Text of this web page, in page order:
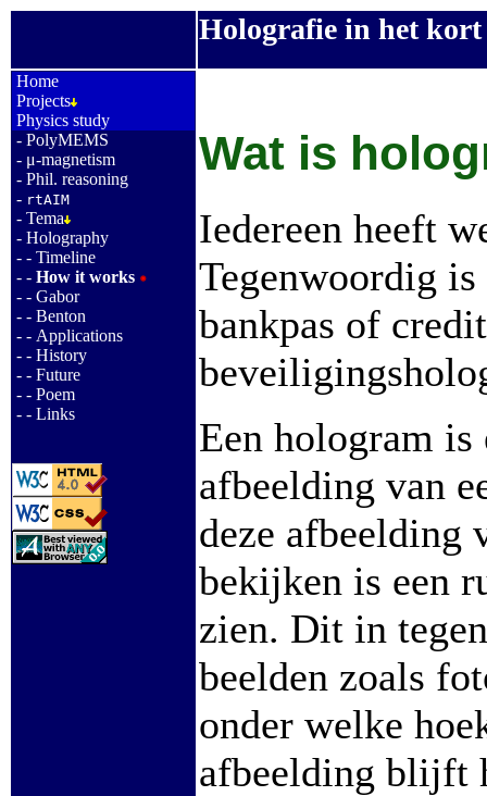
Holografie in het kort
Home
Projects
Physics study
- PolyMEMS
- μ-magnetism
- Phil. reasoning
- rtAIM
- Tema
- Holography
- - Timeline
- - How it works
- - Gabor
- - Benton
- - Applications
- - History
- - Future
- - Poem
- - Links
Wat is
Iedereen heeft
Tegenwoordig
bankpas of
Een hologram
afbeelding van
deze afbeelding
bekijken is een
zien. Dit in
beelden zoals
onder welke
afbeelding blijft